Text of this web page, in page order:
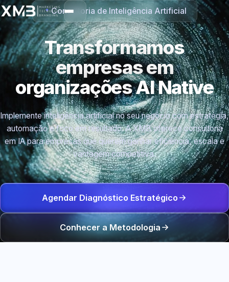
Consultoria de Inteligência Artificial
Transformamos
empresas em
organizaçõesAI Native
Implemente inteligência artificial no seu negócio com estratégia,
automação e foco em resultado. A XMB oferece consultoria
em IA para empresas que querem ganhar eficiência, escala e
vantagem competitiva.
Agendar Diagnóstico Estratégico
Conhecer a Metodologia